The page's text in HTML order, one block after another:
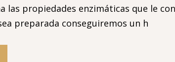
las propiedades enzimáticas que le
preparada conseguiremos un h